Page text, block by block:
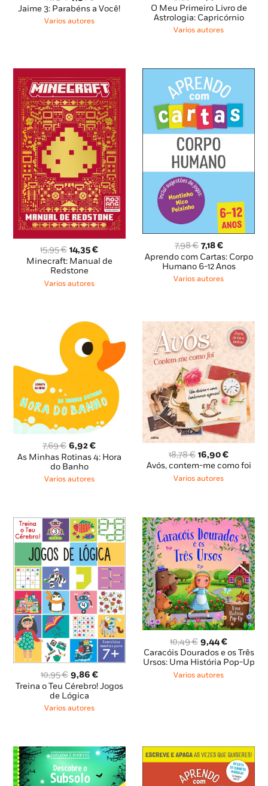
preço
original
preço
atual
Jaime 3: Parabéns a Você!
Varios autores
preço
original
era:
preço
atual
é:
O Meu Primeiro Livro de
Astrologia: Capricórnio
Varios autores
15,95€ O
preço
original
era:
14,35€O
preço
Minecraft: Manual de
Redstone
Varios autores
7,98€ O
preço
original
era:
7,18€O
preço
atual
é:
Aprendo com Cartas: Corpo
Humano 6-12 Anos
Varios autores
7,69€ O
preço
original
era:
6,92€O
preço
As Minhas Rotinas 4: Hora
do Banho
Varios autores
18,78€ O
preço
original
16,90€O
preço
Avós, contem-me como foi
Varios autores
10,95€ O
preço
original
era:
9,86 €O
preço
Treina o Teu Cérebro! Jogos
de Lógica
Varios autores
10,49€ O
preço
original
era:
9,44€O
preço
atual
Caracóis Dourados e os Três
Ursos: Uma História Pop-Up
Varios autores